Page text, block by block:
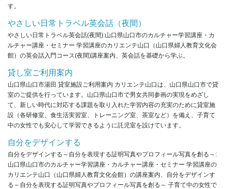
す。
やさしい日常トラベル英会話（夜間）
やさしい日常トラベル英会話(夜間):山口県山口市のカルチャー学習講座・カ
ルチャー講座・セミナー 学習講座のカリエンテ山口（山口県婦人教育文化会
館）の英会話入門コース(夜間)講座案内、英会話を基礎から学ぶ。
貸し室ご利用案内
山口県山口市湯田 貸室施設ご利用案内 カリエンテ山口は、山口県山口市で貸
室のご提供を行っています。山口県山口市で男女共同参画の実現をめざし
て、新しい時代に対応する課題を取り入れた学習内容の充実のために貸室施
設（各研修室、食生活実習室、トレーニング室、茶室など）を備え、子育て
中の女性でも安心して学習できるように託児室を設けています。
自分をデザインする
自分をデザインする～自分を表現する証明写真やプロフィール写真を創る～:
山口県山口市のカルチャー学習講座・カルチャー講座・セミナー 学習講座の
カリエンテ山口（山口県婦人教育文化会館）の講座案内、自分をデザインす
る～自分を表現する証明写真やプロフィール写真を創る～ 子育て中の女性で